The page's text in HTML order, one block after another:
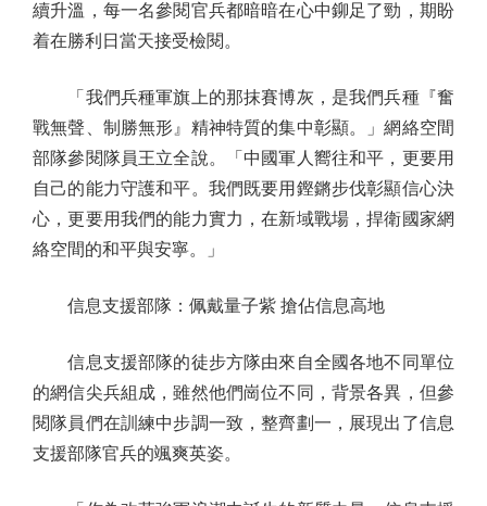
續升溫，每一名參閱官兵都暗暗在心中鉚足了勁，期盼
着在勝利日當天接受檢閱。
「我們兵種軍旗上的那抹賽博灰，是我們兵種『奮
戰無聲、制勝無形』精神特質的集中彰顯。」網絡空間
部隊參閱隊員王立全說。「中國軍人嚮往和平，更要用
自己的能力守護和平。我們既要用鏗鏘步伐彰顯信心決
心，更要用我們的能力實力，在新域戰場，捍衛國家網
絡空間的和平與安寧。」
信息支援部隊：佩戴量子紫 搶佔信息高地
信息支援部隊的徒步方隊由來自全國各地不同單位
的網信尖兵組成，雖然他們崗位不同，背景各異，但參
閱隊員們在訓練中步調一致，整齊劃一，展現出了信息
支援部隊官兵的颯爽英姿。